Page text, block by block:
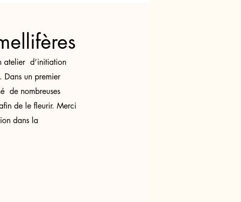
atelier  d’initiation
Dans un premier
de nombreuses
de le fleurir. Merci
dans la